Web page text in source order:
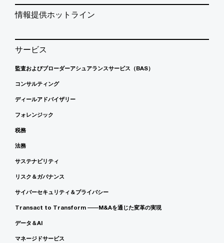
情報提供ホットライン
サービス
監査およびブローダーアシュアランスサービス（BAS）
コンサルティング
ディールアドバイザリー
フォレンジック
税務
法務
サステナビリティ
リスク＆ガバナンス
サイバーセキュリティ＆プライバシー
Transact to Transform ――M&Aを通じた変革の実現
データ＆AI
マネージドサービス